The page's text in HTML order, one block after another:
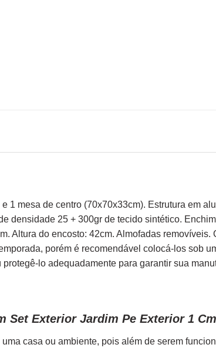
1 mesa de centro (70x70x33cm). Estrutura em
densidade 25 + 300gr de tecido sintético.
Altura do encosto: 42cm. Almofadas
porém é recomendável colocá-los sob
lo adequadamente para garantir sua
Set Exterior Jardim Pe Exterior 1 Cm
casa ou ambiente, pois além de serem